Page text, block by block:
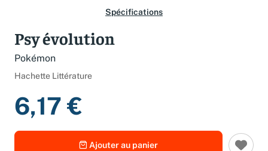
Spécifications
Psy évolution
Pokémon
Hachette Littérature
6,17 €
Ajouter au panier